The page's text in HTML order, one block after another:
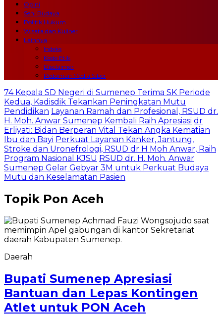
Opini
Seni Budaya
Politik Hukum
Wisata dan Kuliner
Lainnya
Indeks
Kode Etik
Disclaimer
Pedoman Media Siber
74 Kepala SD Negeri di Sumenep Terima SK Periode
Kedua, Kadisdik Tekankan Peningkatan Mutu
Pendidikan Layanan Ramah dan Profesional, RSUD dr.
H. Moh. Anwar Sumenep Kembali Raih Apresiasi dr
Erliyati: Bidan Berperan Vital Tekan Angka Kematian
Ibu dan Bayi Perkuat Layanan Kanker, Jantung,
Stroke dan Uronefrologi, RSUD dr H Moh Anwar, Raih
Program Nasional KJSU RSUD dr. H. Moh. Anwar
Sumenep Gelar Gebyar 3M untuk Perkuat Budaya
Mutu dan Keselamatan Pasien
Topik Pon Aceh
Daerah
Bupati Sumenep Apresiasi
Bantuan dan Lepas Kontingen
Atlet untuk PON Aceh